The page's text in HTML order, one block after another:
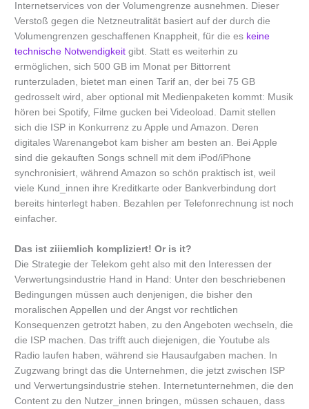
Internetservices von der Volumengrenze ausnehmen. Dieser
Verstoß gegen die Netzneutralität basiert auf der durch die
Volumengrenzen geschaffenen Knappheit, für die es keine
technische Notwendigkeit gibt. Statt es weiterhin zu
ermöglichen, sich 500 GB im Monat per Bittorrent
runterzuladen, bietet man einen Tarif an, der bei 75 GB
gedrosselt wird, aber optional mit Medienpaketen kommt: Musik
hören bei Spotify, Filme gucken bei Videoload. Damit stellen
sich die ISP in Konkurrenz zu Apple und Amazon. Deren
digitales Warenangebot kam bisher am besten an. Bei Apple
sind die gekauften Songs schnell mit dem iPod/iPhone
synchronisiert, während Amazon so schön praktisch ist, weil
viele Kund_innen ihre Kreditkarte oder Bankverbindung dort
bereits hinterlegt haben. Bezahlen per Telefonrechnung ist noch
einfacher.
Das ist ziiiemlich kompliziert! Or is it?
Die Strategie der Telekom geht also mit den Interessen der
Verwertungsindustrie Hand in Hand: Unter den beschriebenen
Bedingungen müssen auch denjenigen, die bisher den
moralischen Appellen und der Angst vor rechtlichen
Konsequenzen getrotzt haben, zu den Angeboten wechseln, die
die ISP machen. Das trifft auch diejenigen, die Youtube als
Radio laufen haben, während sie Hausaufgaben machen. In
Zugzwang bringt das die Unternehmen, die jetzt zwischen ISP
und Verwertungsindustrie stehen. Internetunternehmen, die den
Content zu den Nutzer_innen bringen, müssen schauen, dass